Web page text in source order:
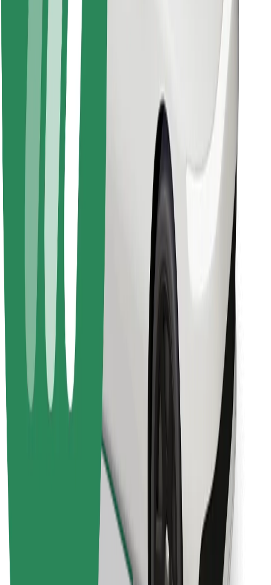
Leverantörer
Allmänna villkor
Cookies
Säkerhet
Kom iväg med Bolt på några minuter!
Ladda ner Bolt-appen
Hitta din favoritmat!
Ladda ner Bolt Food-appen